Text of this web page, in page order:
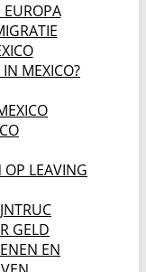
MEXICO?
OP LEAVING
GELD
EN